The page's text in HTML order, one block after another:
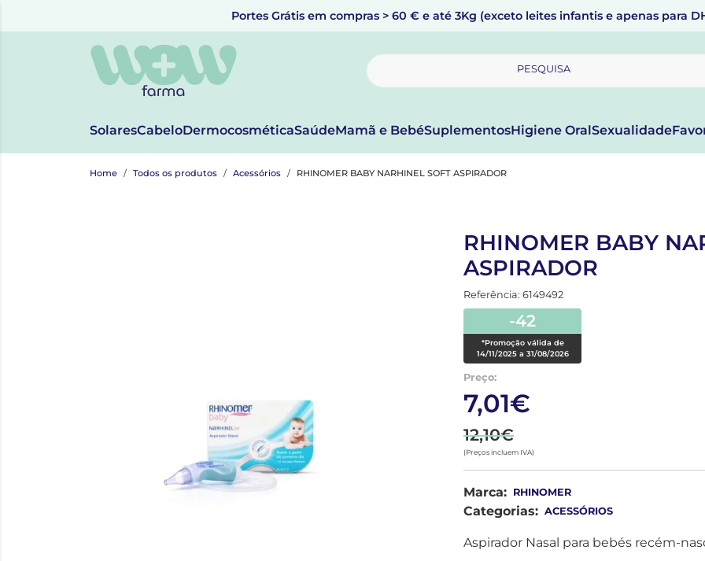
Portes Grátis em compras > 60 € e até 3Kg (exceto leites infantis e apenas para
PESQUISA
SolaresCabeloDermocosméticaSaúdeMamã e BebéSuplementosHigiene OralSexualidade
Home Todos os produtos Acessórios RHINOMER BABY NARHINEL SOFT ASPIRADOR
RHINOMER BABY
ASPIRADOR
Referência: 6149492
-42
*Promoção válida de
14/11/2025 a 31/08/2026
Preço:
7,01€
12,10€
(Preços incluem IVA)
Marca: RHINOMER
Categorias: ACESSÓRIOS
Aspirador Nasal para bebés recém-